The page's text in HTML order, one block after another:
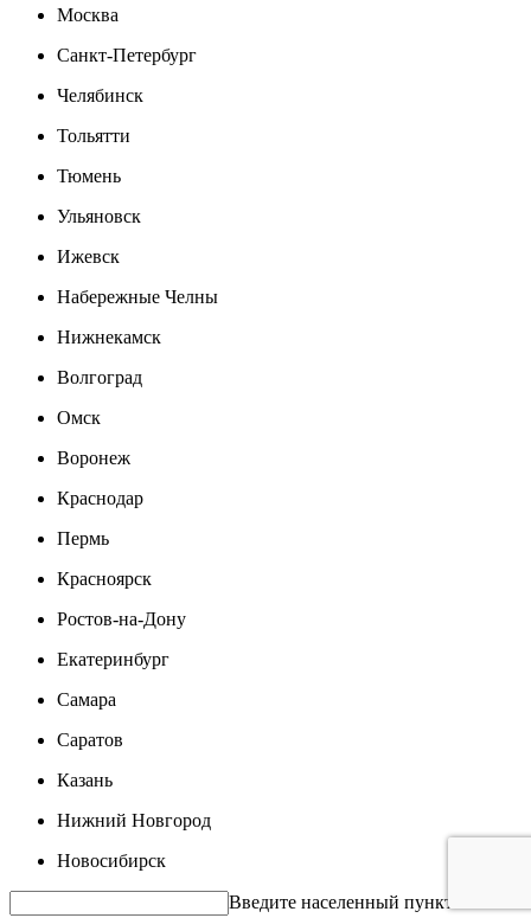
Москва
Санкт-Петербург
Челябинск
Тольятти
Тюмень
Ульяновск
Ижевск
Набережные Челны
Нижнекамск
Волгоград
Омск
Воронеж
Краснодар
Пермь
Красноярск
Ростов-на-Дону
Екатеринбург
Самара
Саратов
Казань
Нижний Новгород
Новосибирск
Введите населенный пункт